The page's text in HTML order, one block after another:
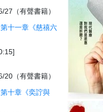
（有聲書籍）
十一章《慈禧六
（有聲書籍）
十章《奕詝與